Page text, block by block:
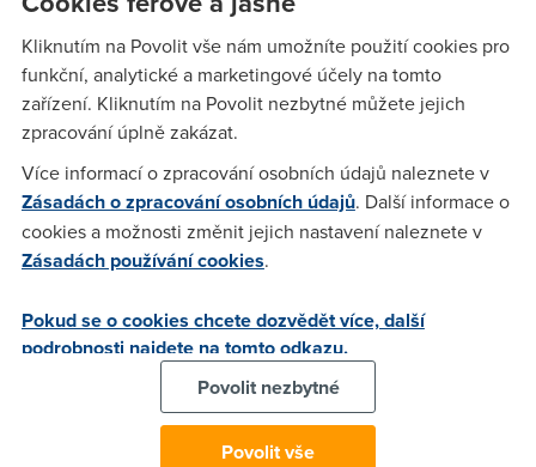
vlastní autonomní auta, jejím hlavním byznysem ale zůstává
prodej iPhonů," řekl Hospodářským novinám analytik
investiční skupiny DRFGMichal Šperka
Google YouTube
miliarda lidí z celého světa, zatímcoiPhonevlastní přibližně
miliarda a pokud firma nepřichází s něčím novým, jejich
zájem se snižuje.
třetím místě umístilMicrosoft. Do nejlepší desítky se nově
dostalFacebook, který skončil na pátém místě a
sedmou příčkou. Společnosti Coca-Cola
ještě minulý rok držely na předních příčkách, se letos do
desítky nehodnotnějších značek nedostaly.
Kliknutím na Povolit vše nám umožníte použití cookies pro
funkční, analytické a marketingové účely na tomto
zařízení. Kliknutím na Povolit nezbytné můžete jejich
zpracování úplně zakázat.
Více informací o zpracování osobních údajů naleznete v
Zásadách o zpracování osobních údajů. Další informace o
cookies a možnosti změnit jejich nastavení naleznete v
Zásadách používání cookies.
Pokud se o cookies chcete dozvědět více, další
podrobnosti najdete na tomto odkazu.
Povolit nezbytné
Povolit vše